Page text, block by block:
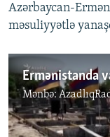
Azərbaycan-
məsuliyyətlə
Mənbə:
No